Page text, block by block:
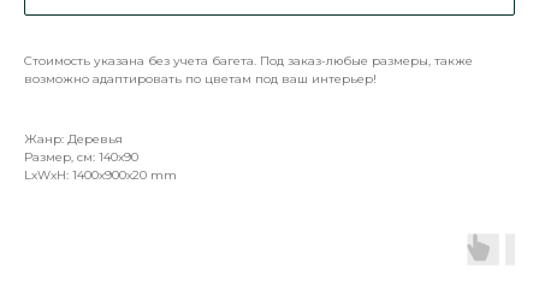
Стоимость указана без учета багета. Под заказ-любые размеры, также
возможно адаптировать по цветам под ваш интерьер!
Жанр: Деревья
Размер, см: 140x90
LxWxH: 1400x900x20 mm